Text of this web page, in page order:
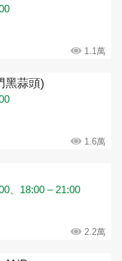
1.1萬
黑蒜頭)
1.6萬
、18:00 – 21:00
2.2萬